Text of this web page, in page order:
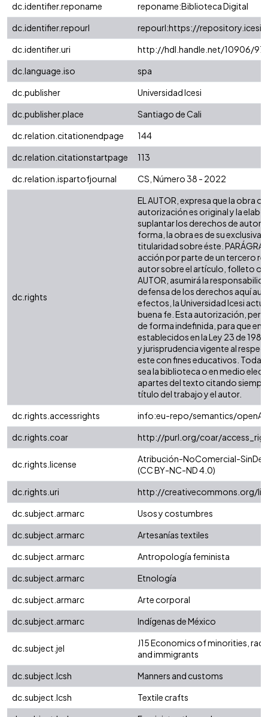
dc.identifier.reponame
reponame:Biblioteca Digital
dc.identifier.repourl
repourl:https://
dc.identifier.uri
http://hdl.handle.net/10906/
dc.language.iso
spa
dc.publisher
Universidad Icesi
dc.publisher.place
Santiago de Cali
dc.relation.citationendpage
144
dc.relation.citationstartpage
113
dc.relation.ispartofjournal
CS, Número 38 - 2022
dc.rights
EL AUTOR, expresa que la obra
autorización es original y la
suplantar los derechos de autor
forma, la obra es de su exclusiva
titularidad sobre éste.
acción por parte de un tercero
autor sobre el artículo, folleto o
AUTOR, asumirá la
defensa de los derechos aquí
efectos, la Universidad Icesi
buena fe. Esta autorización,
de forma indefinida, para que en
establecidos en la Ley 23 de
y jurisprudencia vigente al
este con fines educativos. Toda
sea la biblioteca o en medio
apartes del texto citando
título del trabajo y el autor.
dc.rights.accessrights
info:eu-repo/semantics/
dc.rights.coar
http://purl.org/coar/
dc.rights.license
Atribución-NoComercial-
(CC BY-NC-ND 4.0)
dc.rights.uri
http://creativecommons.org/
dc.subject.armarc
Usos y costumbres
dc.subject.armarc
Artesanías textiles
dc.subject.armarc
Antropología feminista
dc.subject.armarc
Etnología
dc.subject.armarc
Arte corporal
dc.subject.armarc
Indígenas de México
dc.subject.jel
J15 Economics of minorities,
and immigrants
dc.subject.lcsh
Manners and customs
dc.subject.lcsh
Textile crafts